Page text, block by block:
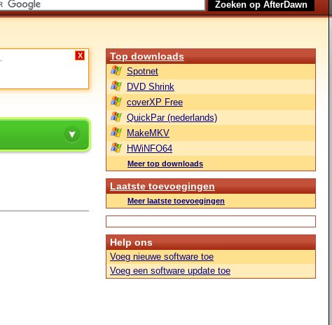
X Top downloads
Spotnet
DVD Shrink
coverXP Free
QuickPar (nederlands)
MakeMKV
HWiNFO64
Meer top downloads
Laatste toevoegingen
Meer laatste toevoegingen
Help ons
Voeg nieuwe software toe
Voeg een software update toe